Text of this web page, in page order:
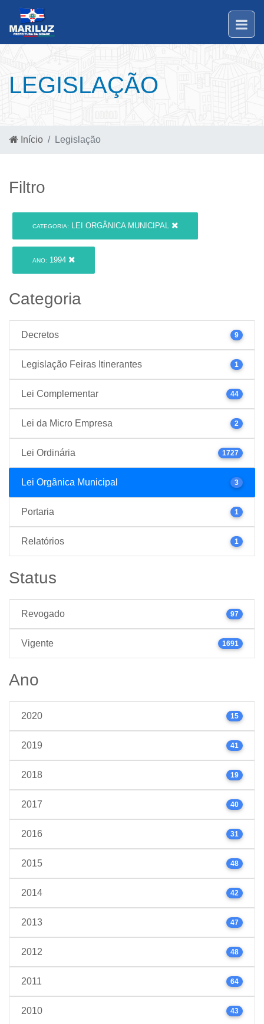
LEGISLAÇÃO
Início Legislação
Filtro
CATEGORIA: LEI ORGÂNICA MUNICIPAL
ANO: 1994
Categoria
Decretos 9
Legislação Feiras Itinerantes 1
Lei Complementar 44
Lei da Micro Empresa 2
Lei Ordinária 1727
Lei Orgânica Municipal 3
Portaria 1
Relatórios 1
Status
Revogado 97
Vigente 1691
Ano
2020 15
2019 41
2018 19
2017 40
2016 31
2015 48
2014 42
2013 47
2012 48
2011 64
2010 43